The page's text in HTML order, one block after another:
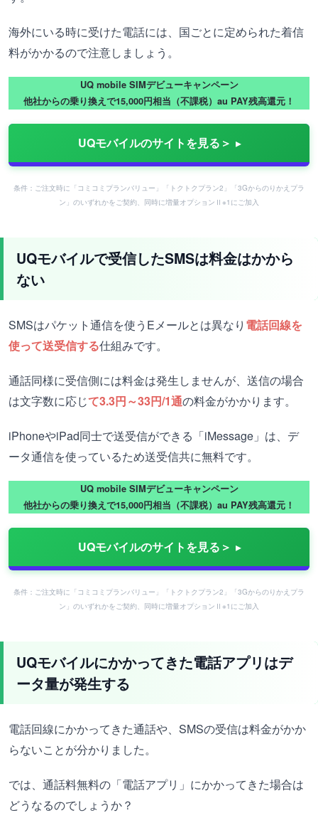
海外にいる時に受けた電話には、国ごとに定められた着信
料がかかるので注意しましょう。
UQ mobile SIMデビューキャンペーン
他社からの乗り換えで15,000円相当（不課税）au PAY残高還元！
UQモバイルのサイトを見る＞
条件：ご注文時に「コミコミプランバリュー」「トクトクプラン2」「3Gからのりかえプラ
ン」のいずれかをご契約、同時に増量オプションⅡ※1にご加入
UQモバイルで受信したSMSは料金はかから
ない
SMSはパケット通信を使うEメールとは異なり 電話回線を
使って送受信する仕組みです。
通話同様に受信側には料金は発生しませんが、送信の場合
は文字数に応じて3.3円～33円/1通の料金がかかります。
iPhoneやiPad同士で送受信ができる「iMessage」は、デ
ータ通信を使っているため送受信共に無料です。
UQ mobile SIMデビューキャンペーン
他社からの乗り換えで15,000円相当（不課税）au PAY残高還元！
UQモバイルのサイトを見る＞
条件：ご注文時に「コミコミプランバリュー」「トクトクプラン2」「3Gからのりかえプラ
ン」のいずれかをご契約、同時に増量オプションⅡ※1にご加入
UQモバイルにかかってきた電話アプリはデ
ータ量が発生する
電話回線にかかってきた通話や、SMSの受信は料金がかか
らないことが分かりました。
では、通話料無料の「電話アプリ」にかかってきた場合は
どうなるのでしょうか？